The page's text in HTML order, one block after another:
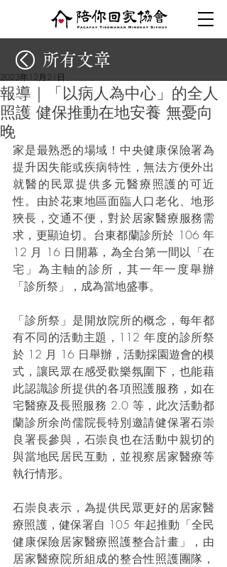
報導｜「以病人為中心」的全人
照護 健保推動在地安養 無憂向
晚
2023年12月21日
家是最熟悉的場域！中央健康保險署為
提升因失能或疾病特性，無法方便外出
就醫的民眾提供多元醫療照護的可近
性。由於花東地區面臨人口老化、地形
狹長，交通不便，對於居家醫療服務需
求，更顯迫切。台東都蘭診所於 106 年
12 月 16 日開幕，為全台第一間以「在
宅」為主軸的診所，其一年一度舉辦
「診所祭」，成為當地盛事。
「診所祭」是開放院所的概念，每年都
有不同的活動主題，112 年度的診所祭
於 12 月 16 日舉辦，活動採園遊會的模
式，讓民眾在感受歡樂氛圍下，也能藉
此認識診所提供的各項照護服務，如在
宅醫療及長照服務 2.0 等，此次活動都
蘭診所余尚儒院長特別邀請健保署石崇
良署長參與，石崇良也在活動中親切的
與當地民居民互動，並視察居家醫療等
執行情形。
石崇良表示，為提供民眾更好的居家醫
療照護，健保署自 105 年起推動「全民
健康保險居家醫療照護整合計畫」，由
居家醫療院所組成的整合性照護團隊，
所有文章